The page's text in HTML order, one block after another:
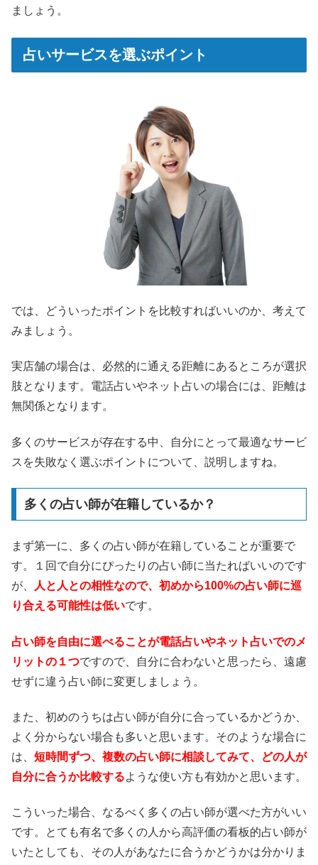
ましょう。
占いサービスを選ぶポイント
では、どういったポイントを比較すればいいのか、考えて
みましょう。
実店舗の場合は、必然的に通える距離にあるところが選択
肢となります。電話占いやネット占いの場合には、距離は
無関係となります。
多くのサービスが存在する中、自分にとって最適なサービ
スを失敗なく選ぶポイントについて、説明しますね。
多くの占い師が在籍しているか？
まず第一に、多くの占い師が在籍していることが重要で
す。１回で自分にぴったりの占い師に当たればいいのです
が、
人と人との相性なので、初めから100%の占い師に巡
り合える可能性は低いです。
占い師を自由に選べることが電話占いやネット占いでのメ
リットの１つですので、自分に合わないと思ったら、遠慮
せずに違う占い師に変更しましょう。
また、初めのうちは占い師が自分に合っているかどうか、
よく分からない場合も多いと思います。そのような場合に
は、 短時間ずつ、複数の占い師に相談してみて、どの人が
自分に合うか比較するような使い方も有効かと思います。
こういった場合、なるべく多くの占い師が選べた方がいい
です。とても有名で多くの人から高評価の看板的占い師が
いたとしても、その人があなたに合うかどうかは分かりま